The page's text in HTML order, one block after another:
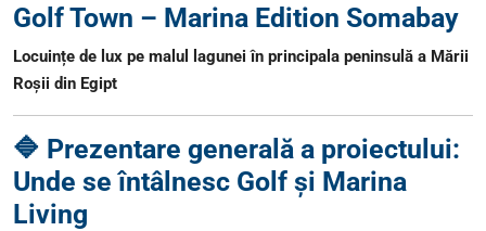
Golf Town – Marina Edition Somabay
Locuințe de lux pe malul lagunei în principala peninsulă a Mării
Roșii din Egipt
🔷 Prezentare generală a proiectului:
Unde se întâlnesc Golf și Marina
Living